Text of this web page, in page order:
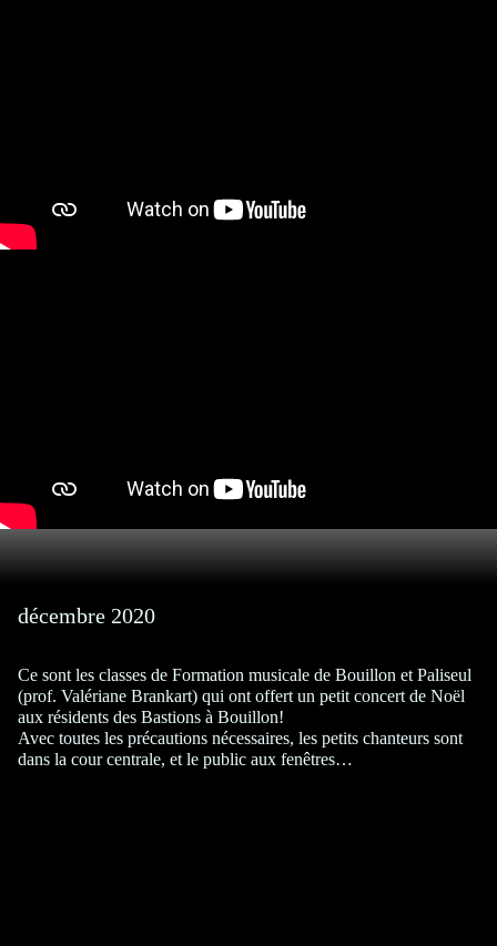
décembre 2020
Ce sont les classes de Formation musicale de Bouillon et Paliseul
(prof. Valériane Brankart) qui ont offert un petit concert de Noël
aux résidents des Bastions à Bouillon!
Avec toutes les précautions nécessaires, les petits chanteurs sont
dans la cour centrale, et le public aux fenêtres…